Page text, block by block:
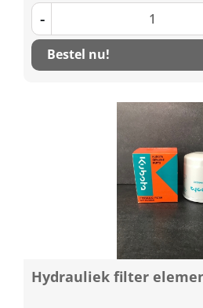
-
Bestel nu!
Hydrauliek filter